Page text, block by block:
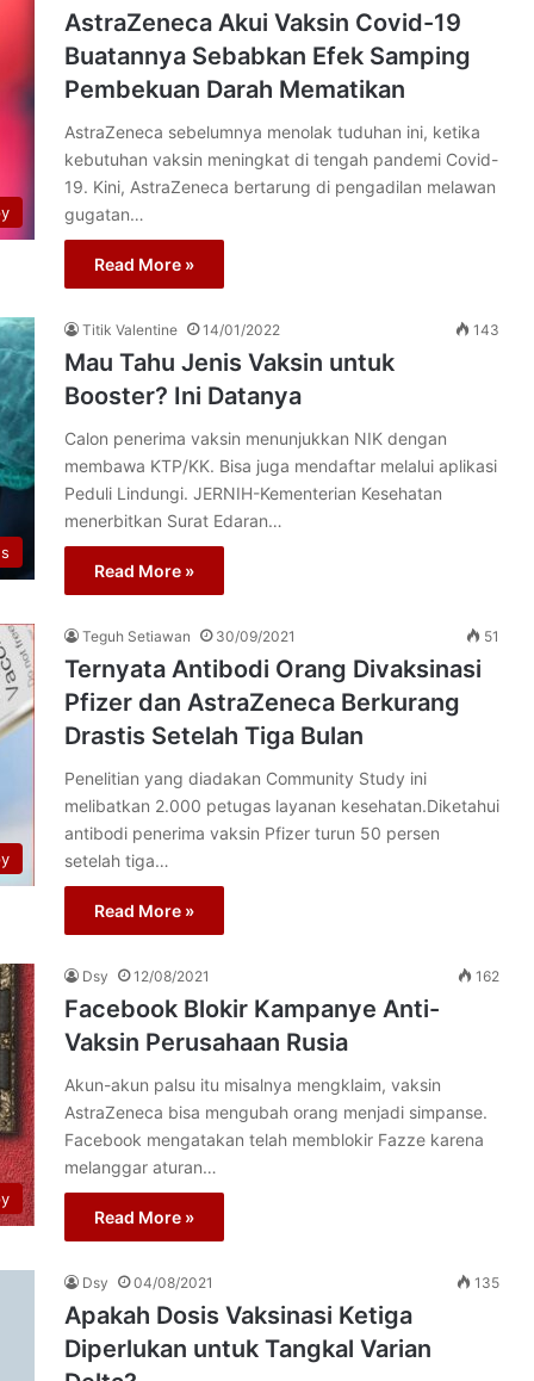
AstraZeneca Akui Vaksin Covid-19
Buatannya Sebabkan Efek Samping
Pembekuan Darah Mematikan
AstraZeneca sebelumnya menolak tuduhan ini, ketika
kebutuhan vaksin meningkat di tengah pandemi Covid-
19. Kini, AstraZeneca bertarung di pengadilan melawan
gugatan…
Read More »
Titik Valentine 14/01/2022 143
Mau Tahu Jenis Vaksin untuk
Booster? Ini Datanya
Calon penerima vaksin menunjukkan NIK dengan
membawa KTP/KK. Bisa juga mendaftar melalui aplikasi
Peduli Lindungi. JERNIH-Kementerian Kesehatan
menerbitkan Surat Edaran…
Read More »
Teguh Setiawan 30/09/2021 51
Ternyata Antibodi Orang Divaksinasi
Pfizer dan AstraZeneca Berkurang
Drastis Setelah Tiga Bulan
Penelitian yang diadakan Community Study ini
melibatkan 2.000 petugas layanan kesehatan.Diketahui
antibodi penerima vaksin Pfizer turun 50 persen
setelah tiga…
Read More »
Dsy 12/08/2021 162
Facebook Blokir Kampanye Anti-
Vaksin Perusahaan Rusia
Akun-akun palsu itu misalnya mengklaim, vaksin
AstraZeneca bisa mengubah orang menjadi simpanse.
Facebook mengatakan telah memblokir Fazze karena
melanggar aturan…
Read More »
Dsy 04/08/2021 135
Apakah Dosis Vaksinasi Ketiga
Diperlukan untuk Tangkal Varian